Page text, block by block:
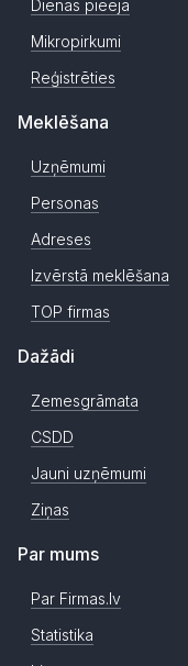
Dienas pieeja
Mikropirkumi
Reģistrēties
Meklēšana
Uzņēmumi
Personas
Adreses
Izvērstā meklēšana
TOP firmas
Dažādi
Zemesgrāmata
CSDD
Jauni uzņēmumi
Ziņas
Par mums
Par Firmas.lv
Statistika